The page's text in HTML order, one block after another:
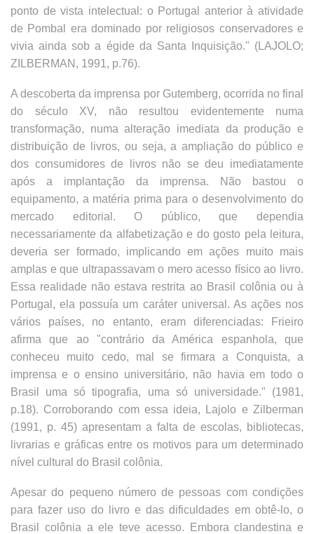
ponto de vista intelectual: o Portugal anterior à atividade
de Pombal era dominado por religiosos conservadores e
vivia ainda sob a égide da Santa Inquisição." (LAJOLO;
ZILBERMAN, 1991, p.76).
A descoberta da imprensa por Gutemberg, ocorrida no final
do século XV, não resultou evidentemente numa
transformação, numa alteração imediata da produção e
distribuição de livros, ou seja, a ampliação do público e
dos consumidores de livros não se deu imediatamente
após a implantação da imprensa. Não bastou o
equipamento, a matéria prima para o desenvolvimento do
mercado editorial. O público, que dependia
necessariamente da alfabetização e do gosto pela leitura,
deveria ser formado, implicando em ações muito mais
amplas e que ultrapassavam o mero acesso físico ao livro.
Essa realidade não estava restrita ao Brasil colônia ou à
Portugal, ela possuía um caráter universal. As ações nos
vários países, no entanto, eram diferenciadas: Frieiro
afirma que ao "contrário da América espanhola, que
conheceu muito cedo, mal se firmara a Conquista, a
imprensa e o ensino universitário, não havia em todo o
Brasil uma só tipografia, uma só universidade." (1981,
p.18). Corroborando com essa ideia, Lajolo e Zilberman
(1991, p. 45) apresentam a falta de escolas, bibliotecas,
livrarias e gráficas entre os motivos para um determinado
nível cultural do Brasil colônia.
Apesar do pequeno número de pessoas com condições
para fazer uso do livro e das dificuldades em obtê-lo, o
Brasil colônia a ele teve acesso. Embora clandestina e